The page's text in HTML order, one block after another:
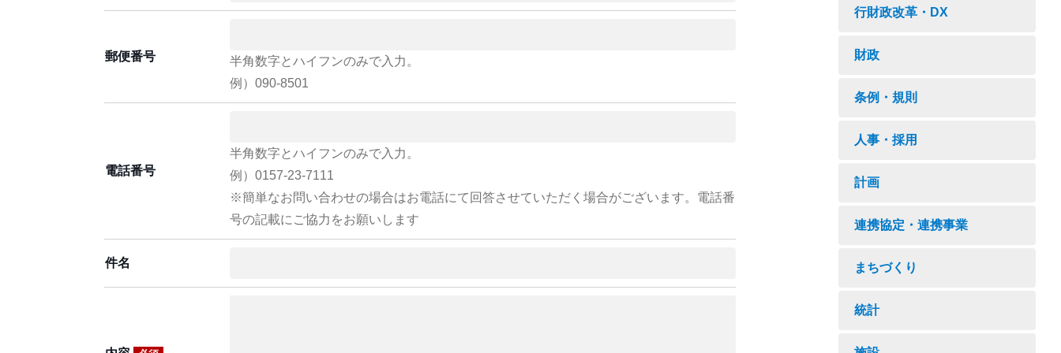
郵便番号
半角数字とハイフンのみで入力。
例）090-8501
電話番号
半角数字とハイフンのみで入力。
例）0157-23-7111
※簡単なお問い合わせの場合はお電話にて回答させていただく場合がございます。電話番
号の記載にご協力をお願いします
件名
行財政改革・DX
財政
条例・規則
人事・採用
計画
連携協定・連携事業
まちづくり
統計